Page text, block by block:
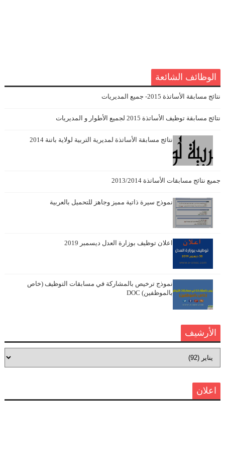
الوظائف الشائعة
نتائج مسابقة الأساتذة 2015- جميع المديريات
نتائج مسابقة توظيف الأساتذة 2015 لجميع الأطوار و المديريات
نتائج مسابقة الأساتذة لمديرية التربية لولاية باتنة 2014
جميع نتائج مسابقات الأساتذة 2013/2014
نموذج سيرة ذاتية مميز وجاهز للتحميل بالعربية
اعلان توظيف بوزارة العدل ديسمبر 2019
نموذج ترخيص بالمشاركة في مسابقات التوظيف (خاص
بالموظفين) DOC
الأرشيف
اعلان